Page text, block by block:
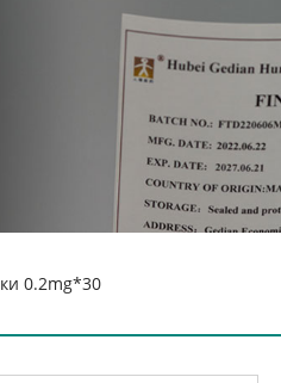
0.2mg*30